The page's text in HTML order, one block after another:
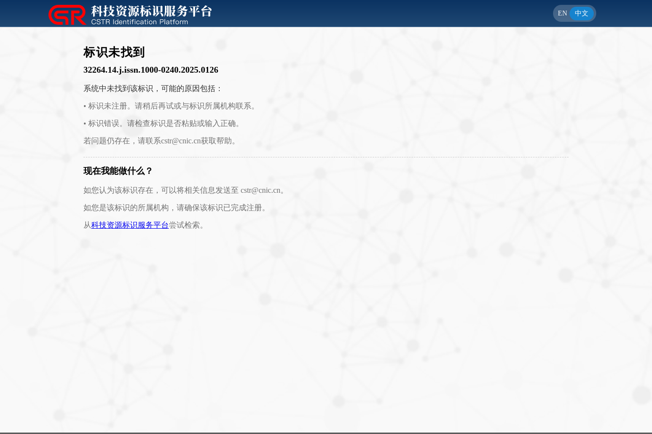
EN 中文
标识未找到
32264.14.j.issn.1000-0240.2025.0126
系统中未找到该标识，可能的原因包括：
• 标识未注册。请稍后再试或与标识所属机构联系。
• 标识错误。请检查标识是否粘贴或输入正确。
若问题仍存在，请联系cstr@cnic.cn获取帮助。
现在我能做什么？
如您认为该标识存在，可以将相关信息发送至 cstr@cnic.cn。
如您是该标识的所属机构，请确保该标识已完成注册。
从科技资源标识服务平台尝试检索。